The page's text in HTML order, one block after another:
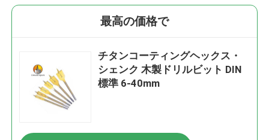
最高の価格で
チタンコーティングヘックス・
シェンク 木製ドリルビット DIN
標準 6-40mm